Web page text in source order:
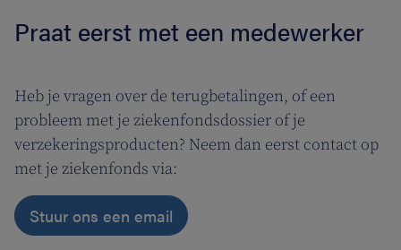
Praat eerst met een medewerker
Heb je vragen over de terugbetalingen, of een
probleem met je ziekenfondsdossier of je
verzekeringsproducten? Neem dan eerst contact op
met je ziekenfonds via:
Stuur ons een email